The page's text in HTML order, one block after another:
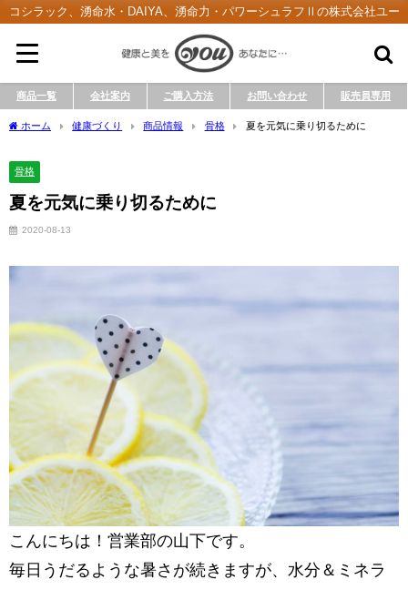
コシラック、湧命水・DAIYA、湧命力・パワーシュラフⅡの株式会社ユー
商品一覧 会社案内 ご購入方法 お問い合わせ 販売員専用
ホーム 健康づくり 商品情報 骨格 夏を元気に乗り切るために
骨格
夏を元気に乗り切るために
2020-08-13
こんにちは！営業部の山下です。
毎日うだるような暑さが続きますが、水分＆ミネラ